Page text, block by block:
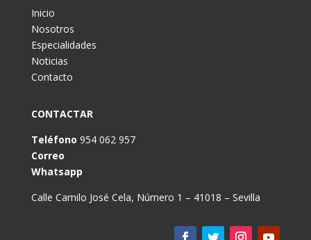
Inicio
Nosotros
Especialidades
Noticias
Contacto
CONTACTAR
Teléfono 954 062 957
Correo
Whatsapp
Calle Camilo José Cela, Número 1 – 41018 – Sevilla